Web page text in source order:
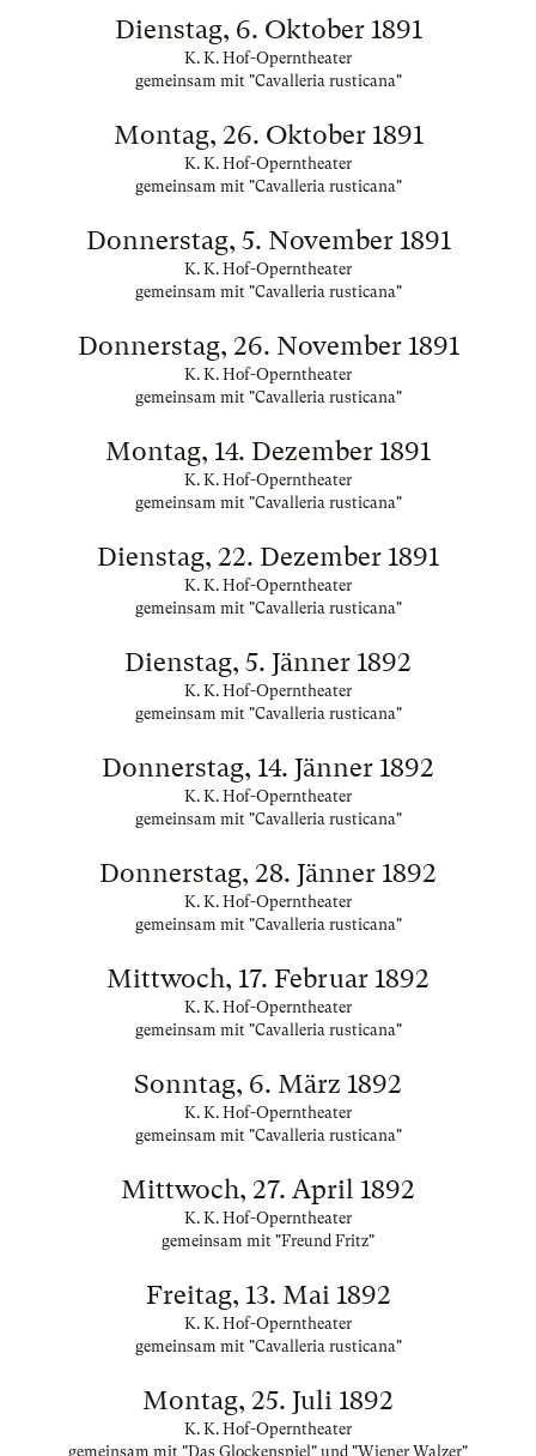
Dienstag, 6. Oktober 1891
K. K. Hof-Operntheater
gemeinsam mit "Cavalleria rusticana"
Montag, 26. Oktober 1891
K. K. Hof-Operntheater
gemeinsam mit "Cavalleria rusticana"
Donnerstag, 5. November 1891
K. K. Hof-Operntheater
gemeinsam mit "Cavalleria rusticana"
Donnerstag, 26. November 1891
K. K. Hof-Operntheater
gemeinsam mit "Cavalleria rusticana"
Montag, 14. Dezember 1891
K. K. Hof-Operntheater
gemeinsam mit "Cavalleria rusticana"
Dienstag, 22. Dezember 1891
K. K. Hof-Operntheater
gemeinsam mit "Cavalleria rusticana"
Dienstag, 5. Jänner 1892
K. K. Hof-Operntheater
gemeinsam mit "Cavalleria rusticana"
Donnerstag, 14. Jänner 1892
K. K. Hof-Operntheater
gemeinsam mit "Cavalleria rusticana"
Donnerstag, 28. Jänner 1892
K. K. Hof-Operntheater
gemeinsam mit "Cavalleria rusticana"
Mittwoch, 17. Februar 1892
K. K. Hof-Operntheater
gemeinsam mit "Cavalleria rusticana"
Sonntag, 6. März 1892
K. K. Hof-Operntheater
gemeinsam mit "Cavalleria rusticana"
Mittwoch, 27. April 1892
K. K. Hof-Operntheater
gemeinsam mit "Freund Fritz"
Freitag, 13. Mai 1892
K. K. Hof-Operntheater
gemeinsam mit "Cavalleria rusticana"
Montag, 25. Juli 1892
K. K. Hof-Operntheater
gemeinsam mit "Das Glockenspiel" und "Wiener Walzer"